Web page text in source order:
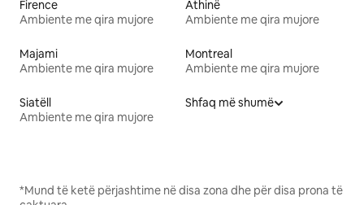
Firence
Ambiente me qira mujore
Athinë
Ambiente me qira mujore
Majami
Ambiente me qira mujore
Montreal
Ambiente me qira mujore
Siatëll
Ambiente me qira mujore
Shfaq më shumë
*Mund të ketë përjashtime në disa zona dhe për disa prona të